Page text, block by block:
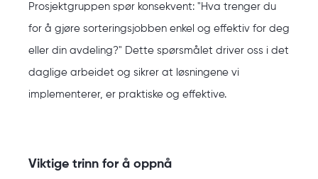
Prosjektgruppen spør konsekvent: "Hva trenger du
for å gjøre sorteringsjobben enkel og effektiv for deg
eller din avdeling?" Dette spørsmålet driver oss i det
daglige arbeidet og sikrer at løsningene vi
implementerer, er praktiske og effektive.
Viktige trinn for å oppnå